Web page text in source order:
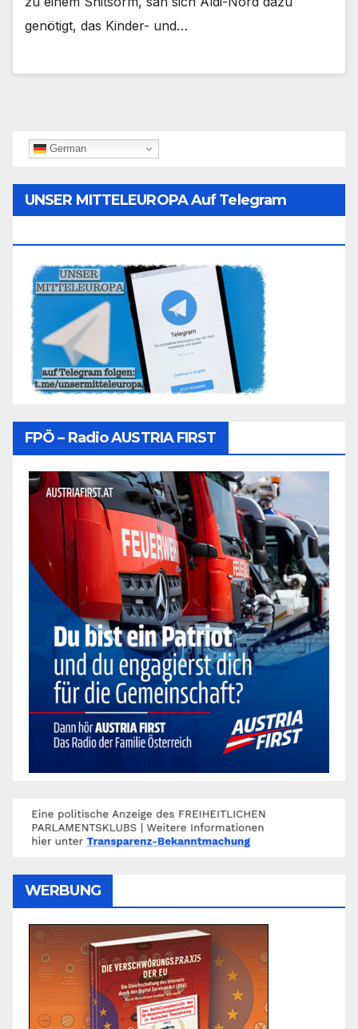
genötigt, das Kinder- und…
German
UNSER MITTELEUROPA Auf Telegram
FPÖ – Radio AUSTRIA FIRST
WERBUNG